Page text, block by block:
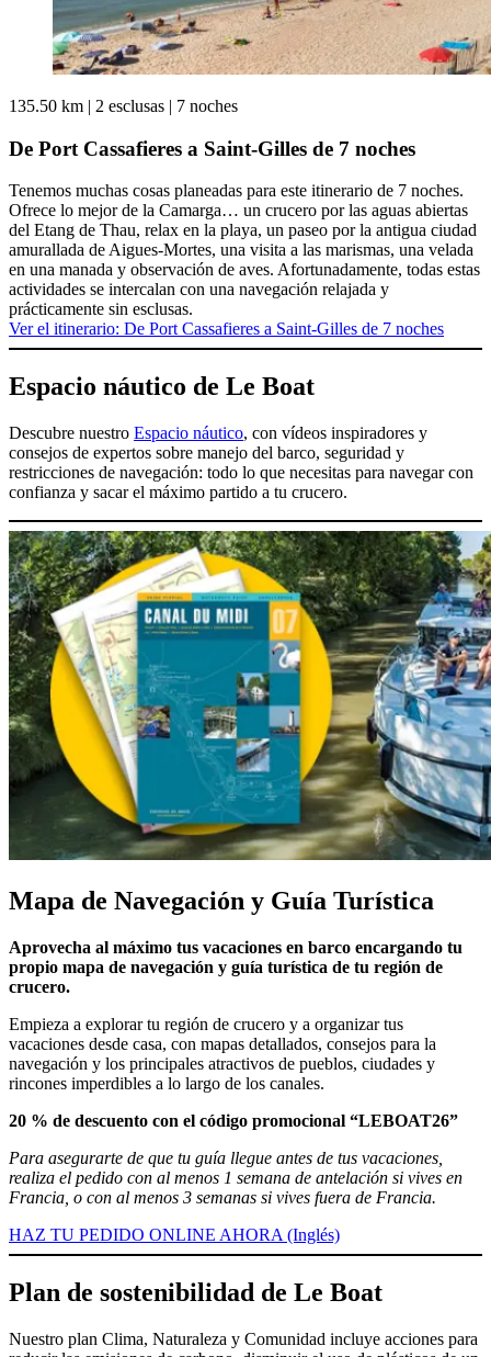
135.50 km | 2 esclusas | 7 noches
De Port Cassafieres a Saint-Gilles de 7 noches
Tenemos muchas cosas planeadas para este itinerario de 7 noches.
Ofrece lo mejor de la Camarga… un crucero por las aguas abiertas
del Etang de Thau, relax en la playa, un paseo por la antigua ciudad
amurallada de Aigues-Mortes, una visita a las marismas, una velada
en una manada y observación de aves. Afortunadamente, todas estas
actividades se intercalan con una navegación relajada y
prácticamente sin esclusas.
Ver el itinerario: De Port Cassafieres a Saint-Gilles de 7 noches
Espacio náutico de Le Boat
Descubre nuestro Espacio náutico, con vídeos inspiradores y
consejos de expertos sobre manejo del barco, seguridad y
restricciones de navegación: todo lo que necesitas para navegar con
confianza y sacar el máximo partido a tu crucero.
Mapa de Navegación y Guía Turística
Aprovecha al máximo tus vacaciones en barco encargando tu
propio mapa de navegación y guía turística de tu región de
crucero.
Empieza a explorar tu región de crucero y a organizar tus
vacaciones desde casa, con mapas detallados, consejos para la
navegación y los principales atractivos de pueblos, ciudades y
rincones imperdibles a lo largo de los canales.
20 % de descuento con el código promocional “LEBOAT26”
Para asegurarte de que tu guía llegue antes de tus vacaciones,
realiza el pedido con al menos 1 semana de antelación si vives en
Francia, o con al menos 3 semanas si vives fuera de Francia.
HAZ TU PEDIDO ONLINE AHORA (Inglés)
Plan de sostenibilidad de Le Boat
Nuestro plan Clima, Naturaleza y Comunidad incluye acciones para